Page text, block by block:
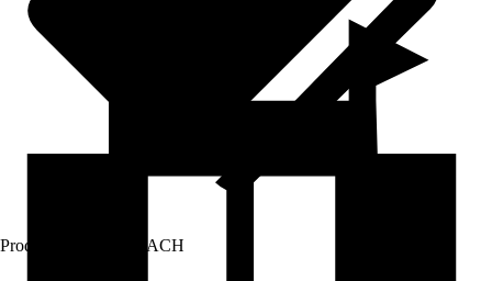
Prodej přes: HORNBACH